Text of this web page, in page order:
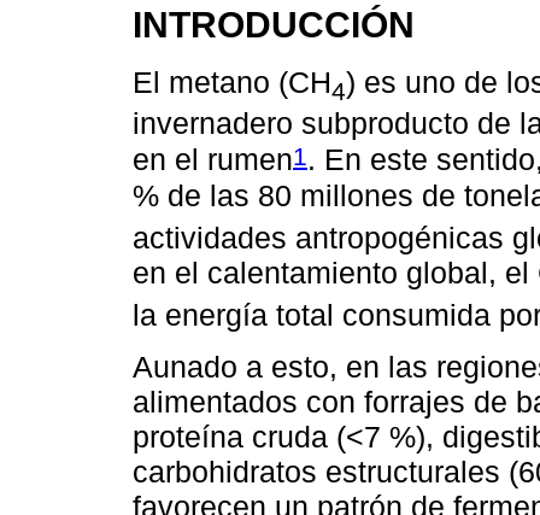
INTRODUCCIÓN
El metano (CH4) es uno de
invernadero subproducto de
en el rumen1 . En este
% de las 80 millones de
actividades antropogénicas
en el calentamiento global, el
la energía total consumida
Aunado a esto, en las
alimentados con forrajes de
proteína cruda (<7 %),
carbohidratos estructurales
favorecen un patrón de